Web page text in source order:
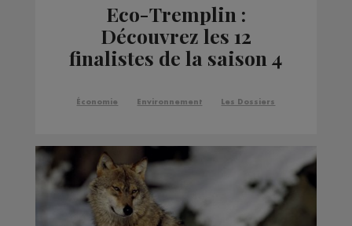
Eco-Tremplin :
Découvrez les 12
finalistes de la saison 4
Économie Environnement Les Dossiers